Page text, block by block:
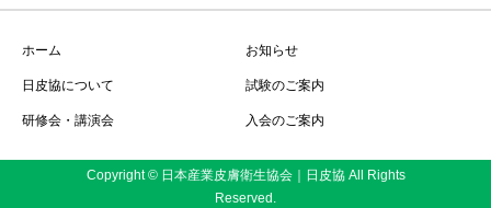
ホーム お知らせ
日皮協について 試験のご案内
研修会・講演会 入会のご案内
Copyright © 日本産業皮膚衛生協会｜日皮協 All Rights
Reserved.